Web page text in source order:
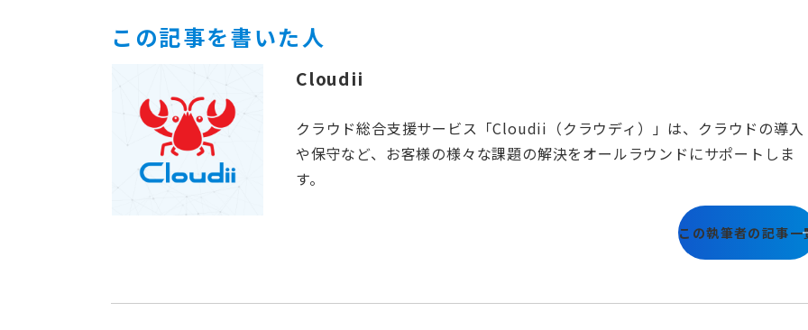
この記事を書いた人
Cloudii
クラウド総合支援サービス「Cloudii（クラウディ）」は、クラウドの導入
や保守など、お客様の様々な課題の解決をオールラウンドにサポートしま
す。
この執筆者の記事一